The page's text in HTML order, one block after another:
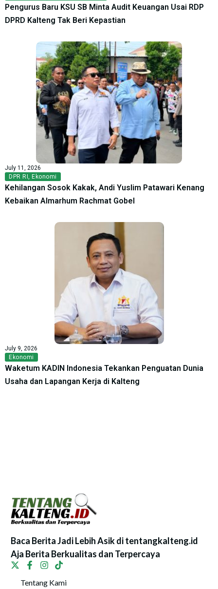
Pengurus Baru KSU SB Minta Audit Keuangan Usai RDP
DPRD Kalteng Tak Beri Kepastian
July 11, 2026
DPR RI, Ekonomi
Kehilangan Sosok Kakak, Andi Yuslim Patawari Kenang
Kebaikan Almarhum Rachmat Gobel
July 9, 2026
Ekonomi
Waketum KADIN Indonesia Tekankan Penguatan Dunia
Usaha dan Lapangan Kerja di Kalteng
Baca Berita Jadi Lebih Asik di tentangkalteng.id
Aja Berita Berkualitas dan Terpercaya
Tentang Kami